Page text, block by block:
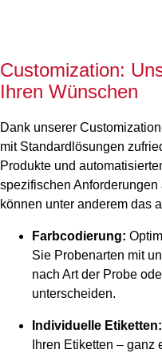
Customization:
Ihren Wünschen
Dank unserer
mit Standardlösungen
Produkte und
spezifischen
können unter anderem das
Farbcodierung:
Sie Probenarten mit
nach Art der Probe
unterscheiden.
Individuelle Etiketten:
Ihren Etiketten –